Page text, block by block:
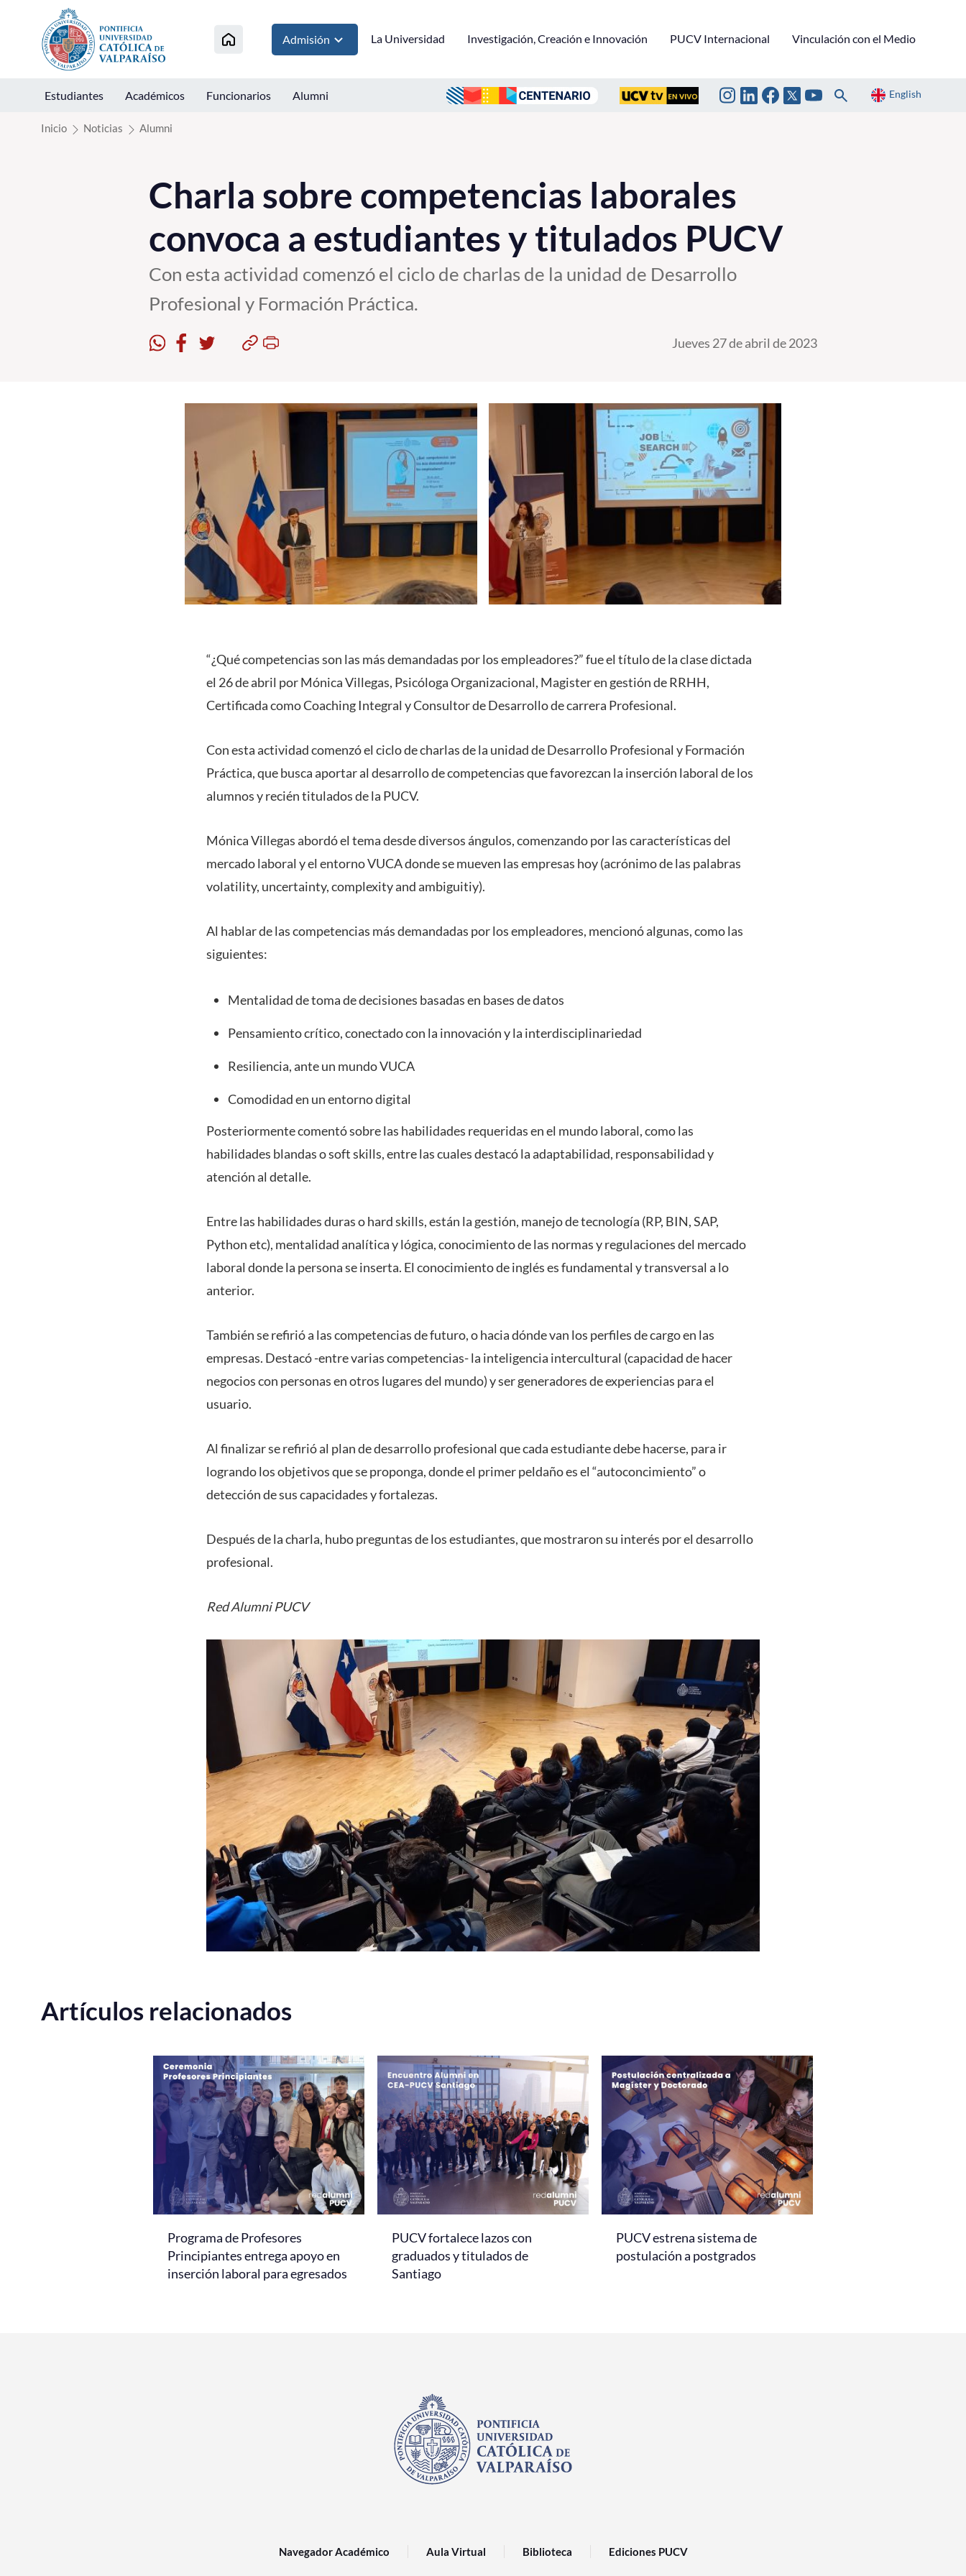
Click acá para ir directamente al contenido
Admisión La Universidad Investigación, Creación e Innovación PUCV Internacional Vinculación con el Medio
Estudiantes Académicos Funcionarios Alumni English
Inicio Noticias Alumni
Charla sobre competencias laborales
convoca a estudiantes y titulados PUCV
Con esta actividad comenzó el ciclo de charlas de la unidad de Desarrollo
Profesional y Formación Práctica.
Jueves 27 de abril de 2023
“¿Qué competencias son las más demandadas por los empleadores?” fue el título de la clase dictada
el 26 de abril por Mónica Villegas, Psicóloga Organizacional, Magister en gestión de RRHH,
Certificada como Coaching Integral y Consultor de Desarrollo de carrera Profesional.
Con esta actividad comenzó el ciclo de charlas de la unidad de Desarrollo Profesional y Formación
Práctica, que busca aportar al desarrollo de competencias que favorezcan la inserción laboral de los
alumnos y recién titulados de la PUCV.
Mónica Villegas abordó el tema desde diversos ángulos, comenzando por las características del
mercado laboral y el entorno VUCA donde se mueven las empresas hoy (acrónimo de las palabras
volatility, uncertainty, complexity and ambiguitiy).
Al hablar de las competencias más demandadas por los empleadores, mencionó algunas, como las
siguientes:
Mentalidad de toma de decisiones basadas en bases de datos
Pensamiento crítico, conectado con la innovación y la interdisciplinariedad
Resiliencia, ante un mundo VUCA
Comodidad en un entorno digital
Posteriormente comentó sobre las habilidades requeridas en el mundo laboral, como las
habilidades blandas o soft skills, entre las cuales destacó la adaptabilidad, responsabilidad y
atención al detalle.
Entre las habilidades duras o hard skills, están la gestión, manejo de tecnología (RP, BIN, SAP,
Python etc), mentalidad analítica y lógica, conocimiento de las normas y regulaciones del mercado
laboral donde la persona se inserta. El conocimiento de inglés es fundamental y transversal a lo
anterior.
También se refirió a las competencias de futuro, o hacia dónde van los perfiles de cargo en las
empresas. Destacó -entre varias competencias- la inteligencia intercultural (capacidad de hacer
negocios con personas en otros lugares del mundo) y ser generadores de experiencias para el
usuario.
Al finalizar se refirió al plan de desarrollo profesional que cada estudiante debe hacerse, para ir
logrando los objetivos que se proponga, donde el primer peldaño es el “autoconcimiento” o
detección de sus capacidades y fortalezas.
Después de la charla, hubo preguntas de los estudiantes, que mostraron su interés por el desarrollo
profesional.
Red Alumni PUCV
Artículos relacionados
Programa de Profesores
Principiantes entrega apoyo en
inserción laboral para egresados
PUCV fortalece lazos con
graduados y titulados de
Santiago
PUCV estrena sistema de
postulación a postgrados
Navegador Académico Aula Virtual Biblioteca Ediciones PUCV